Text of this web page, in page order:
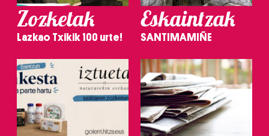
Zozketak
Lazkao Txikik 100 urte!
Eskaintzak
SANTIMAMIÑE